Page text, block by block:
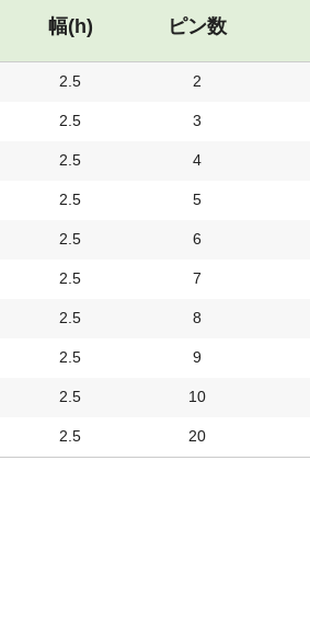
幅(h) ピン数
2.5 2
2.5 3
2.5 4
2.5 5
2.5 6
2.5 7
2.5 8
2.5 9
2.5 10
2.5 20